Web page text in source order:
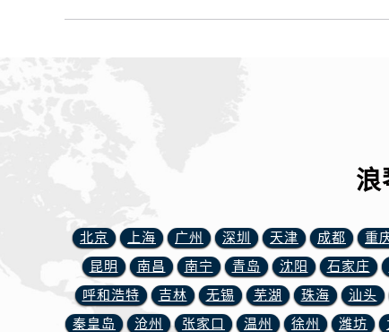
辽宁省鞍山市铁东区站前街浪琴
辽宁省朝阳市双塔区新华路浪琴
辽宁省丹东市振兴区七经街浪琴
辽宁省阜新市海州区解放大街浪琴
辽宁省葫芦岛市连山区中央路浪
辽宁省锦州市古塔区中央大街浪琴
辽宁省辽阳市白塔区新运大街浪琴
浪
北京 上海 广州 深圳 天津 成都 重
昆明
南昌 南宁 青岛 沈阳 石家庄
呼和浩特
吉林 无锡 芜湖 珠海 汕头
秦皇岛
沧州 张家口 温州 徐州 潍坊